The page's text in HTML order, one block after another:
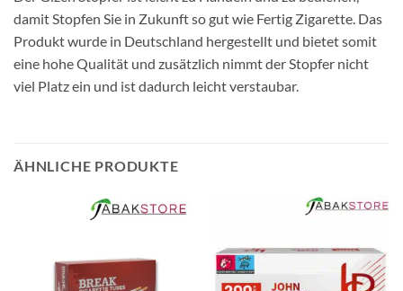
damit Stopfen Sie in Zukunft so gut wie Fertig Zigarette. Das
Produkt wurde in Deutschland hergestellt und bietet somit
eine hohe Qualität und zusätzlich nimmt der Stopfer nicht
viel Platz ein und ist dadurch leicht verstaubar.
ÄHNLICHE PRODUKTE